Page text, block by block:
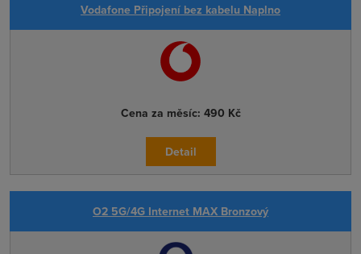
Vodafone Připojení bez kabelu Naplno
Cena za měsíc: 490 Kč
Detail
O2 5G/4G Internet MAX Bronzový